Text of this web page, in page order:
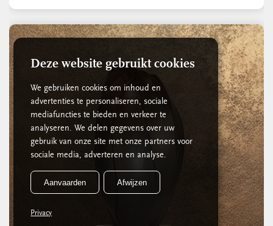
Deze website gebruikt cookies
We gebruiken cookies om inhoud en
advertenties te personaliseren, sociale
mediafuncties te bieden en verkeer te
analyseren. We delen gegevens over uw
gebruik van onze site met onze partners voor
sociale media, adverteren en analyse.
Aanvaarden Afwijzen
Privacy